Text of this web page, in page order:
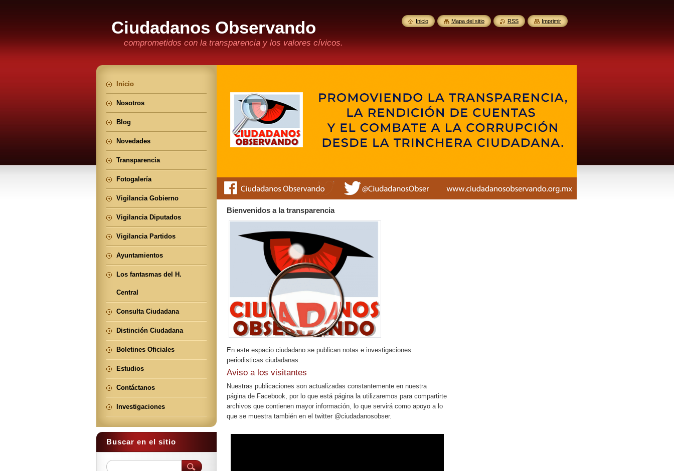
Ciudadanos Observando
comprometidos con la transparencia y los valores cívicos.
Bienvenidos a la transparencia
En este espacio ciudadano se publican notas e investigaciones
periodisticas ciudadanas.
Aviso a los visitantes
Nuestras publicaciones son actualizadas constantemente en nuestra
página de Facebook, por lo que está página la utilizaremos para compartirte
archivos que contienen mayor información, lo que servirá como apoyo a lo
que se muestra también en el twitter @ciudadanosobser.
Inicio
Nosotros
Blog
Novedades
Transparencia
Fotogalería
Vigilancia Gobierno
Vigilancia Diputados
Vigilancia Partidos
Ayuntamientos
Los fantasmas del H.
Central
Consulta Ciudadana
Distinción Ciudadana
Boletines Oficiales
Estudios
Contáctanos
Investigaciones
Buscar en el sitio
Inicio Mapa del sitio RSS Imprimir